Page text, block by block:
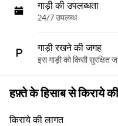
गाड़ी की उपलब्धता
24/7 उपलब्ध
गाड़ी रखने की जगह
इस गाड़ी को किसी सुरक्षित
हफ़्ते के हिसाब से किराये
किराये की लागत